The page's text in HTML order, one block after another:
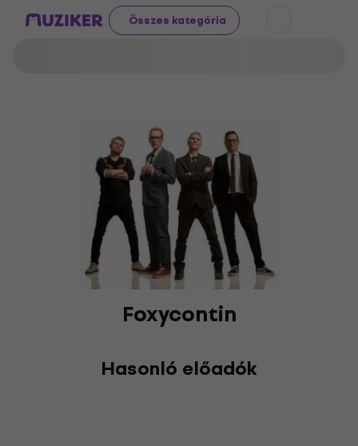
Összes kategória
Foxycontin
Hasonló előadók